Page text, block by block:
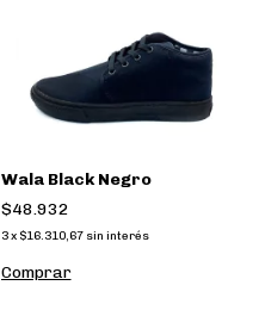
Wala Black Negro
$48.932
3 x $16.310,67 sin interés
Comprar